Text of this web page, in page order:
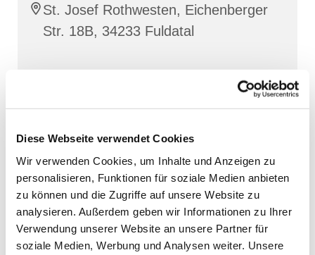
Diese Webseite verwendet Cookies
Wir verwenden Cookies, um Inhalte und Anzeigen zu
personalisieren, Funktionen für soziale Medien anbieten
zu können und die Zugriffe auf unsere Website zu
analysieren. Außerdem geben wir Informationen zu Ihrer
Verwendung unserer Website an unsere Partner für
soziale Medien, Werbung und Analysen weiter. Unsere
St. Josef Rothwesten, Eichenberger
Str. 18B, 34233 Fuldatal